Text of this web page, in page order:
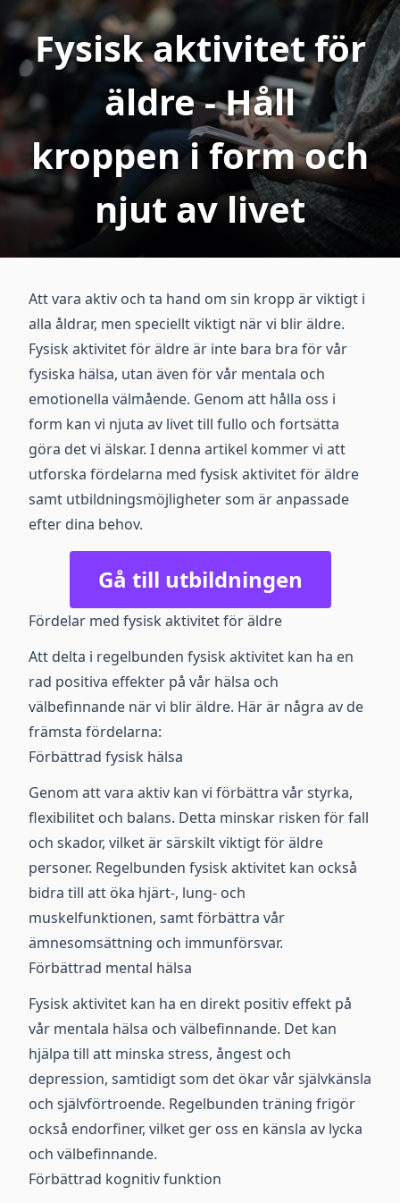
Fysisk aktivitet för
äldre - Håll
kroppen i form och
njut av livet
Att vara aktiv och ta hand om sin kropp är viktigt i
alla åldrar, men speciellt viktigt när vi blir äldre.
Fysisk aktivitet för äldre är inte bara bra för vår
fysiska hälsa, utan även för vår mentala och
emotionella välmående. Genom att hålla oss i
form kan vi njuta av livet till fullo och fortsätta
göra det vi älskar. I denna artikel kommer vi att
utforska fördelarna med fysisk aktivitet för äldre
samt utbildningsmöjligheter som är anpassade
efter dina behov.
Gå till utbildningen
Fördelar med fysisk aktivitet för äldre
Att delta i regelbunden fysisk aktivitet kan ha en
rad positiva effekter på vår hälsa och
välbefinnande när vi blir äldre. Här är några av de
främsta fördelarna:
Förbättrad fysisk hälsa
Genom att vara aktiv kan vi förbättra vår styrka,
flexibilitet och balans. Detta minskar risken för fall
och skador, vilket är särskilt viktigt för äldre
personer. Regelbunden fysisk aktivitet kan också
bidra till att öka hjärt-, lung- och
muskelfunktionen, samt förbättra vår
ämnesomsättning och immunförsvar.
Förbättrad mental hälsa
Fysisk aktivitet kan ha en direkt positiv effekt på
vår mentala hälsa och välbefinnande. Det kan
hjälpa till att minska stress, ångest och
depression, samtidigt som det ökar vår självkänsla
och självförtroende. Regelbunden träning frigör
också endorfiner, vilket ger oss en känsla av lycka
och välbefinnande.
Förbättrad kognitiv funktion